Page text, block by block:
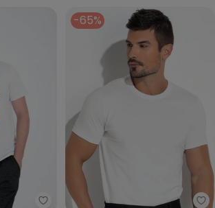
-65%